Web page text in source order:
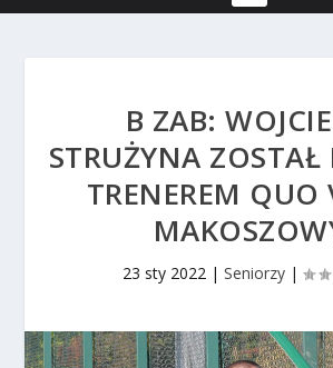
B ZAB:
STRUŻYNA
TRENEREM QUO
23 sty 2022 | Seniorzy |